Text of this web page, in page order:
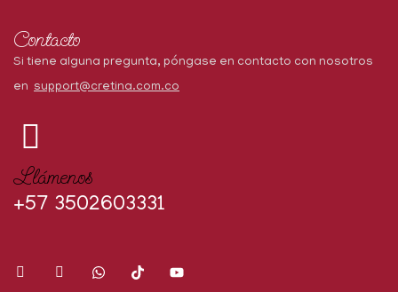
Contacto
Si tiene alguna pregunta, póngase en contacto con nosotros
en support@cretina.com.co
Llámenos
+57 3502603331